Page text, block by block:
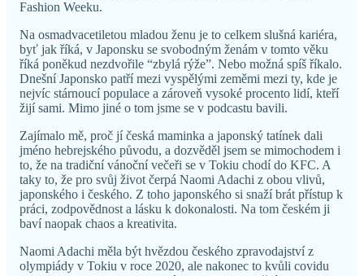
Fashion Weeku.
Na osmadvacetiletou mladou ženu je to celkem slušná kariéra,
byť jak říká, v Japonsku se svobodným ženám v tomto věku
říká poněkud nezdvořile “zbylá rýže”. Nebo možná spíš říkalo.
Dnešní Japonsko patří mezi vyspělými zeměmi mezi ty, kde je
nejvíc stárnoucí populace a zároveň vysoké procento lidí, kteří
žijí sami. Mimo jiné o tom jsme se v podcastu bavili.
Zajímalo mě, proč jí česká maminka a japonský tatínek dali
jméno hebrejského původu, a dozvěděl jsem se mimochodem i
to, že na tradiční vánoční večeři se v Tokiu chodí do KFC. A
taky to, že pro svůj život čerpá Naomi Adachi z obou vlivů,
japonského i českého. Z toho japonského si snaží brát přístup k
práci, zodpovědnost a lásku k dokonalosti. Na tom českém ji
baví naopak chaos a kreativita.
Naomi Adachi měla být hvězdou českého zpravodajství z
olympiády v Tokiu v roce 2020, ale nakonec to kvůli covidu